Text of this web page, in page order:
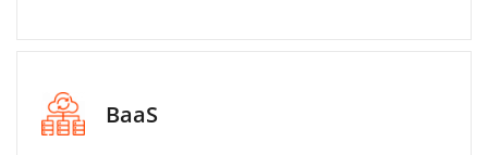
BaaS